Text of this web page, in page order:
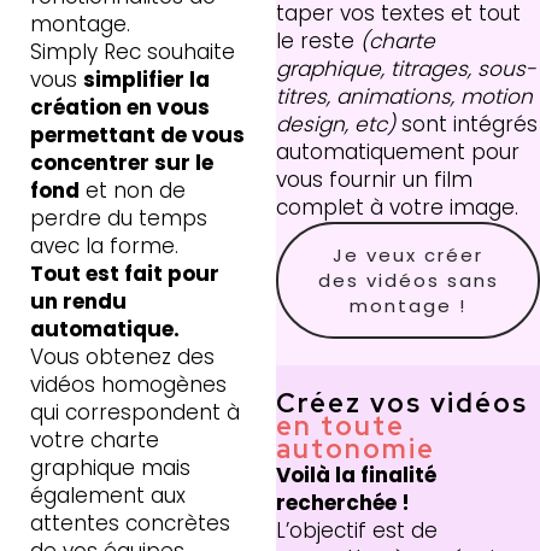
montage.
Simply Rec souhaite
vous simplifier la
création en vous
permettant de vous
concentrer sur le
fond et non de
perdre du temps
avec la forme.
Tout est fait pour
un rendu
automatique.
Vous obtenez des
vidéos homogènes
qui correspondent à
votre charte
graphique mais
également aux
attentes concrètes
taper vos textes et tout
le reste (charte
graphique, titrages, sous-
titres, animations, motion
design, etc)sont intégrés
automatiquement pour
vous fournir un film
complet à votre image.
Je veux créer
des vidéos sans
montage !
Créez vos vidéos
en toute
autonomie
Voilà la finalité
recherchée !
L’objectif est de